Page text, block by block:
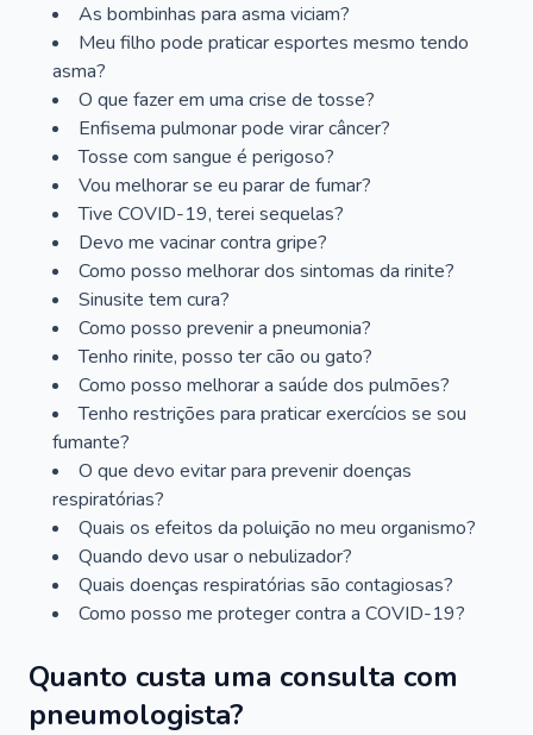
As bombinhas para asma viciam?
Meu filho pode praticar esportes mesmo tendo
asma?
O que fazer em uma crise de tosse?
Enfisema pulmonar pode virar câncer?
Tosse com sangue é perigoso?
Vou melhorar se eu parar de fumar?
Tive COVID-19, terei sequelas?
Devo me vacinar contra gripe?
Como posso melhorar dos sintomas da rinite?
Sinusite tem cura?
Como posso prevenir a pneumonia?
Tenho rinite, posso ter cão ou gato?
Como posso melhorar a saúde dos pulmões?
Tenho restrições para praticar exercícios se sou
fumante?
O que devo evitar para prevenir doenças
respiratórias?
Quais os efeitos da poluição no meu organismo?
Quando devo usar o nebulizador?
Quais doenças respiratórias são contagiosas?
Como posso me proteger contra a COVID-19?
Quanto custa uma consulta com
pneumologista?